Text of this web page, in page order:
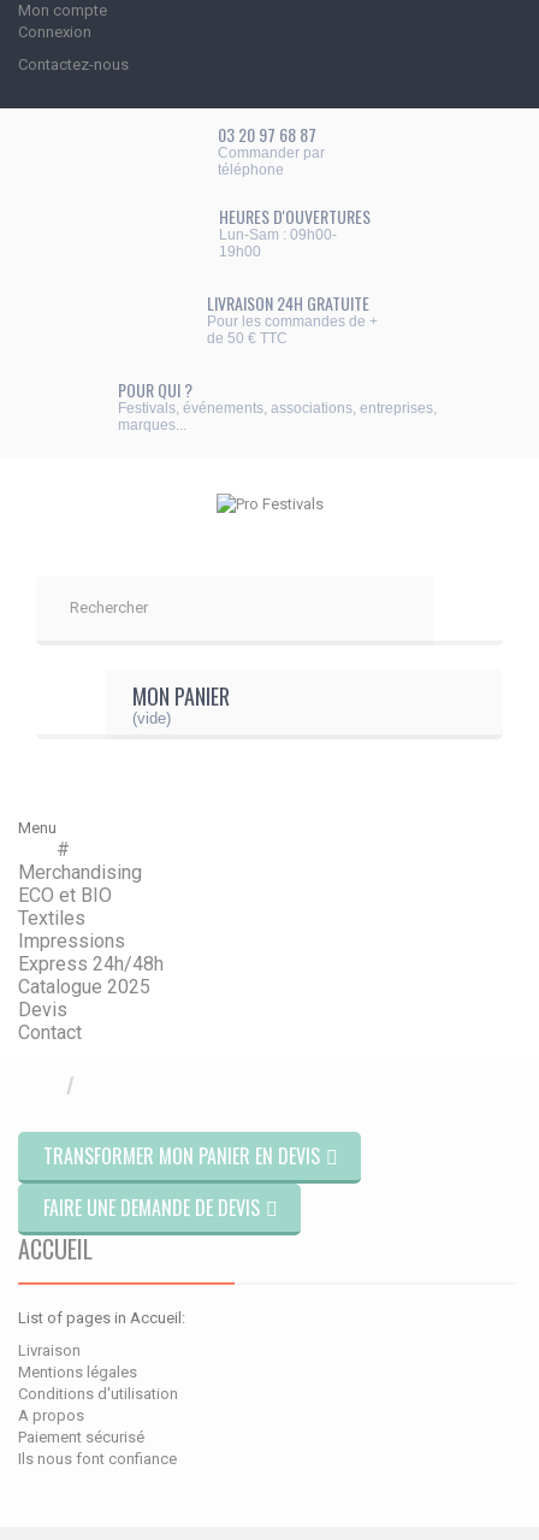
Mon compte
Connexion
Contactez-nous
03 20 97 68 87
Commander par
téléphone
HEURES D'OUVERTURES
Lun-Sam : 09h00-
19h00
LIVRAISON 24H GRATUITE
Pour les commandes de +
de 50 € TTC
POUR QUI ?
Festivals, événements, associations, entreprises,
marques...
MON PANIER
(vide)
Menu
#
Merchandising
ECO et BIO
Textiles
Impressions
Express 24h/48h
Catalogue 2025
Devis
Contact
TRANSFORMER MON PANIER EN DEVIS
FAIRE UNE DEMANDE DE DEVIS
ACCUEIL
List of pages in Accueil:
Livraison
Mentions légales
Conditions d'utilisation
A propos
Paiement sécurisé
Ils nous font confiance